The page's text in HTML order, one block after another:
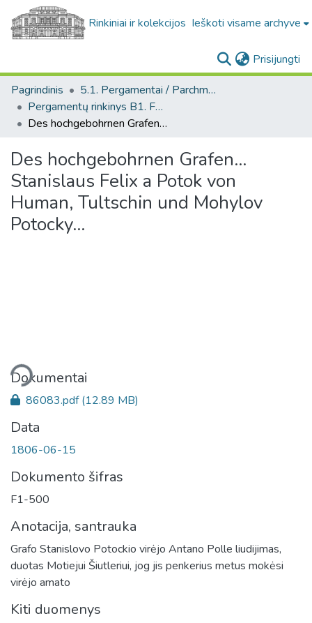
Rinkiniai ir kolekcijos Ieškoti visame archyve
Prisijungti
Pagrindinis
5.1. Pergamentai / Parchments
Pergamentų rinkinys B1. F1 / Parchment collection B1. F1
Des hochgebohrnen Grafen... Stanislaus Felix a Potok von Human, Tultschin und Mohylov Potocky...
Des hochgebohrnen Grafen...
Stanislaus Felix a Potok von
Human, Tultschin und Mohylov
Potocky...
Dokumentai
86083.pdf(12.89 MB)
Data
1806-06-15
Dokumento šifras
F1-500
Anotacija, santrauka
Grafo Stanislovo Potockio virėjo Antano Polle liudijimas,
duotas Motiejui Šiutleriui, jog jis penkerius metus mokėsi
virėjo amato
Kiti duomenys